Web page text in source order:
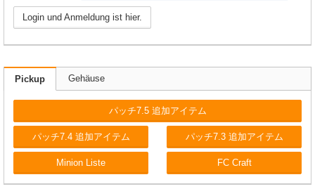
Login und Anmeldung ist hier.
Pickup Gehäuse
パッチ7.5 追加アイテム
パッチ7.4 追加アイテム
Minion Liste
パッチ7.3 追加アイテム
FC Craft